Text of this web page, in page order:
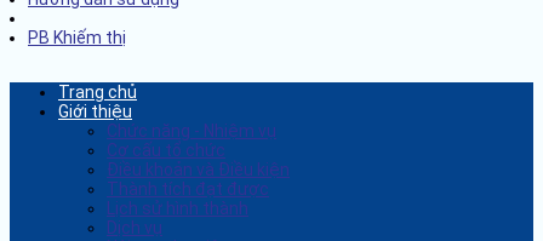
PB Khiếm thị
Trang chủ
Giới thiệu
Chức năng - Nhiệm vụ
Cơ cấu tổ chức
Điều khoản và Điều kiện
Thành tích đạt được
Lịch sử hình thành
Dịch vụ